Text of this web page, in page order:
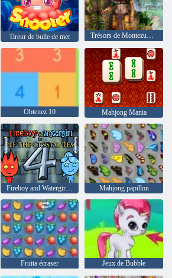
Tireur de bulle de mer Trésors de Montezuma 2
Obtenez 10 Mahjong Mania
Fireboy and Watergirl 4: The Crystal Temple Mahjong papillon
Fruita écraser Jeux de Bubble